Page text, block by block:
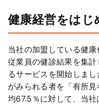
健康経営をはじ
当社の加盟している健
従業員の健診結果を集
るサービスを開始しま
がみられる者を「有所
均67.5％に対して、当